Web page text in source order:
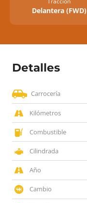
Delantera (FWD)
Detalles
Carrocería
Kilómetros
Combustible
Cilindrada
Año
Cambio